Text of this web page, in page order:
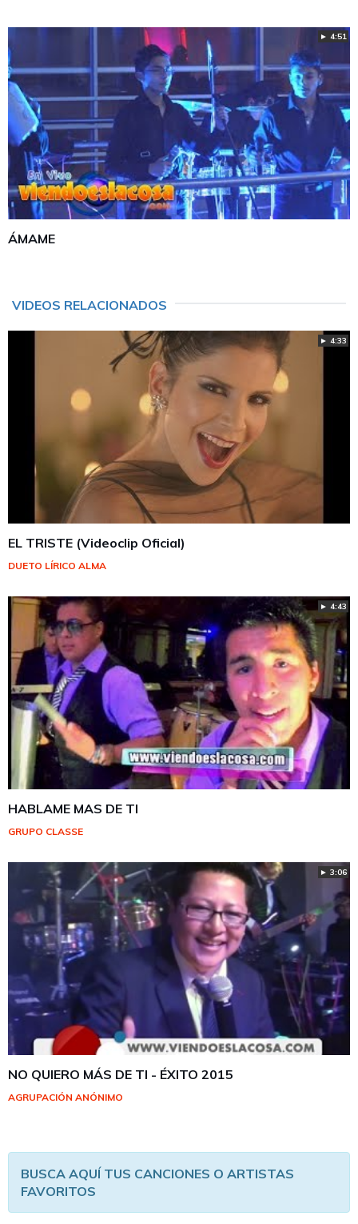
► 4:51
ÁMAME
VIDEOS RELACIONADOS
► 4:33
EL TRISTE (Videoclip Oficial)
DUETO LÍRICO ALMA
► 4:43
HABLAME MAS DE TI
GRUPO CLASSE
► 3:06
NO QUIERO MÁS DE TI - ÉXITO 2015
AGRUPACIÓN ANÓNIMO
BUSCA AQUÍ TUS CANCIONES O ARTISTAS
FAVORITOS